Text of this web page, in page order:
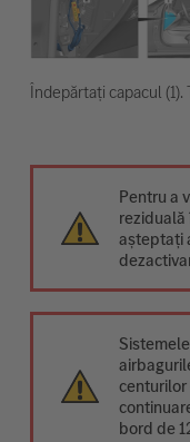
Îndepărtați capacul
Pentru a
reziduală
așteptați
bord de